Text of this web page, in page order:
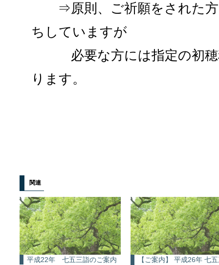
⇒原則、ご祈願をされた方
ちしていますが
必要な方には指定の初穂
ります。
関連
平成22年 七五三詣のご案内
【ご案内】 平成26年 七